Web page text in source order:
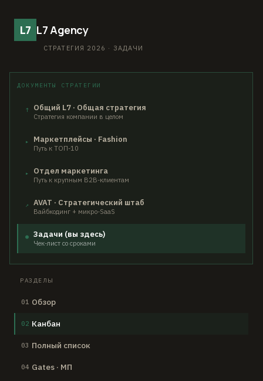
L7 L7 Agency
СТРАТЕГИЯ 2026 · ЗАДАЧИ
ДОКУМЕНТЫ СТРАТЕГИИ
↑ Общий L7 · Общая стратегия
Стратегия компании в целом
▸ Маркетплейсы · Fashion
Путь к ТОП-10
▸ Отдел маркетинга
Путь к крупным B2B-клиентам
↗ AVAT · Стратегический штаб
Вайбкодинг + микро-SaaS
● Задачи (вы здесь)
Чек-лист со сроками
РАЗДЕЛЫ
01 Обзор
02 Канбан
03 Полный список
04 Gates · МП